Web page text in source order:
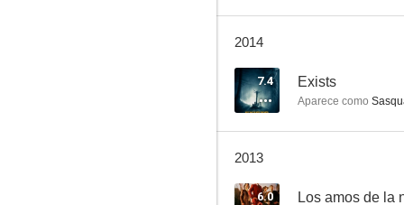
2014
7.4 Exists
Aparece como
2013
6.0 Los amos de la